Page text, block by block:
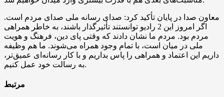
معاون صدا در پایان تأکید کرد: صدای رسانه ملی صدای مردم است.
اگر امروز این 2 رادیو توانستند تأثیرگذار باشند، به خاطر همراهی
مردم بود. مردم ما نشان دادند که وقتی پای دین، فرهنگ و هویت
ملی در میان است، با تمام وجود همراه می‌شوند. ما هم وظیفه
داریم این اعتماد و همراهی را پاس بداریم و با کار رسانه‌ای عمیق‌تر،
به رسالت خود عمل کنیم.
مرتبط